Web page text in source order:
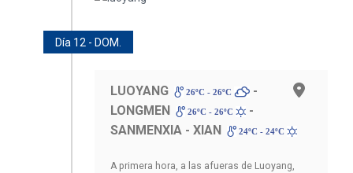
Día 12 - DOM.
LUOYANG 26ºC - 26ºC
-
LONGMEN
26ºC - 26ºC
-
SANMENXIA - XIAN
24ºC - 24ºC
A primera hora, a las afueras de Luoyang,